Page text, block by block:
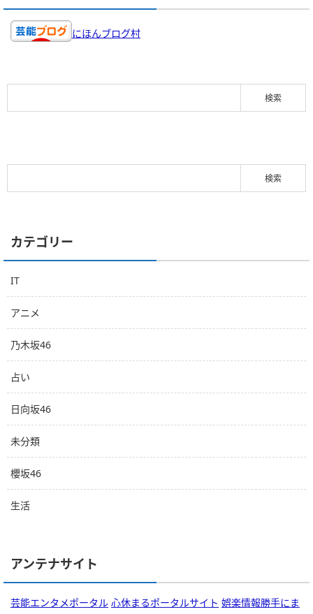
にほんブログ村
カテゴリー
IT
アニメ
乃木坂46
占い
日向坂46
未分類
櫻坂46
生活
アンテナサイト
芸能エンタメポータル 心休まるポータルサイト 娯楽情報勝手にま